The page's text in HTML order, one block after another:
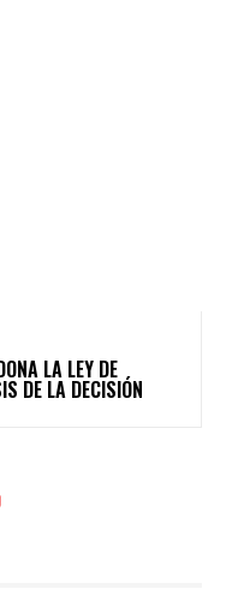
LA LEY DE
DE LA DECISIÓN